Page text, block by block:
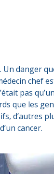
danger
chef
pas
que les
d’autres
cancer.